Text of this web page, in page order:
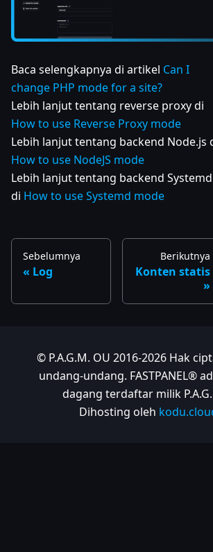
Baca selengkapnya di artikel Can I
change PHP mode for a site?
Lebih lanjut tentang reverse proxy di
How to use Reverse Proxy mode
Lebih lanjut tentang backend Node.js
How to use NodeJS mode
Lebih lanjut tentang backend Systemd
di How to use Systemd mode
Sebelumnya
Log
Berikutnya
Konten statis
© P.A.G.M. OU 2016-2026 Hak
undang-undang. FASTPANEL®
dagang terdaftar milik
Dihosting oleh